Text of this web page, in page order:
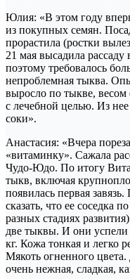
Юлия: «В этом году
из покупных семян.
прорастила (ростки
21 мая высадила
поэтому требовалось
непроблемная тыква.
выросло по тыкве, весом
с лечебной целью. Из
соки».
Анастасия: «Вчера
«витаминку». Сажала
Чудо-Юдо. По итогу
тыкв, включая
появилась первая
сказать, что ее соседка
разных стадиях
две тыквы. И они
кг. Кожа тонкая и легко
Мякоть огненного
очень нежная, сладкая,